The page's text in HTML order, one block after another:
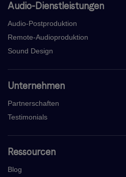
Audio-Dienstleistungen
Audio-Postproduktion
Remote-Audioproduktion
Sound Design
Unternehmen
Partnerschaften
Testimonials
Ressourcen
Blog